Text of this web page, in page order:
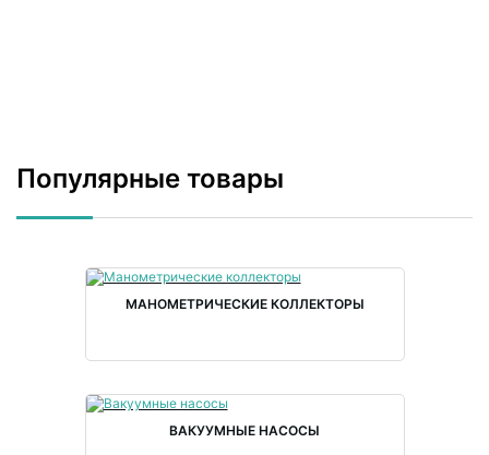
Популярные товары
МАНОМЕТРИЧЕСКИЕ КОЛЛЕКТОРЫ
ВАКУУМНЫЕ НАСОСЫ